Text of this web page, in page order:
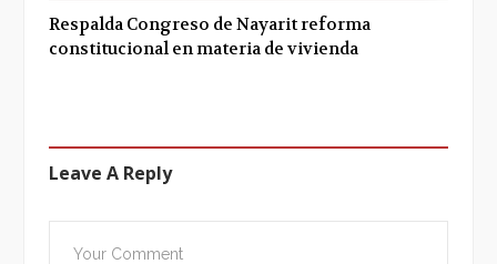
Respalda Congreso de Nayarit reforma
constitucional en materia de vivienda
Leave A Reply